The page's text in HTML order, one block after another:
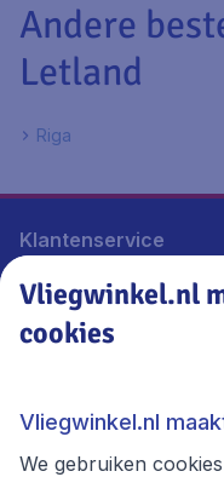
Andere
Letland
Riga
Klantenservice
Vliegwinkel.nl
Thema's
Vliegwinkel.nl
cookies
Vliegwinkel.nl
We gebruiken